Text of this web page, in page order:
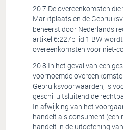
De overeenkomsten
Marktplaats en de
beheerst door Nederlands
artikel 6:227b lid 1 BW
overeenkomsten voor niet-
In het geval van een
voornoemde
Gebruiksvoorwaarden, is
geschil uitsluitend de
In afwijking van het
handelt als consument
handelt in de uitoefening